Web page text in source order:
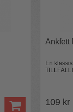
Ankfett
En
109 kr